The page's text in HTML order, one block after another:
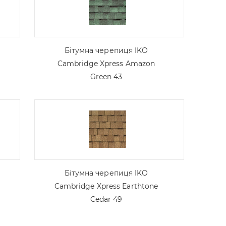
Бітумна черепиця IKO
Cambridge Xpress Amazon
Green 43
Бітумна черепиця IKO
Cambridge Xpress Earthtone
Cedar 49